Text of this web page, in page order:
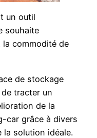
un outil
souhaite
commodité de
de stockage
tracter un
de la
car grâce à divers
solution idéale.